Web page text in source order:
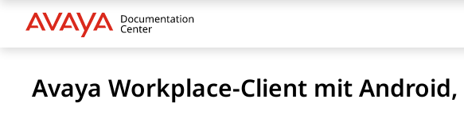
Avaya Workplace-Client mit